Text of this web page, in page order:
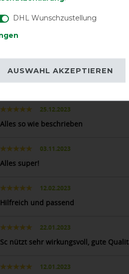
22.04.2024
Gute Qualität und verschiedene
25.12.2023
Alles so wie beschrieben
03.11.2023
Alles super!
12.02.2023
Hilfreich und passend
22.01.2023
Sc nützt sehr wirkungsvoll, gute
12.01.2023
DHL Wunschzustellung
AUSWAHL AKZEPTIEREN